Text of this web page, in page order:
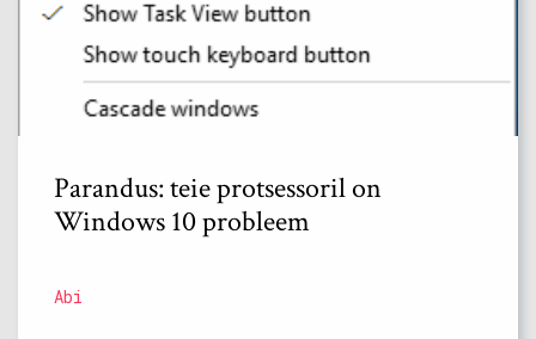
Parandus: teie protsessoril on
Windows 10 probleem
Abi